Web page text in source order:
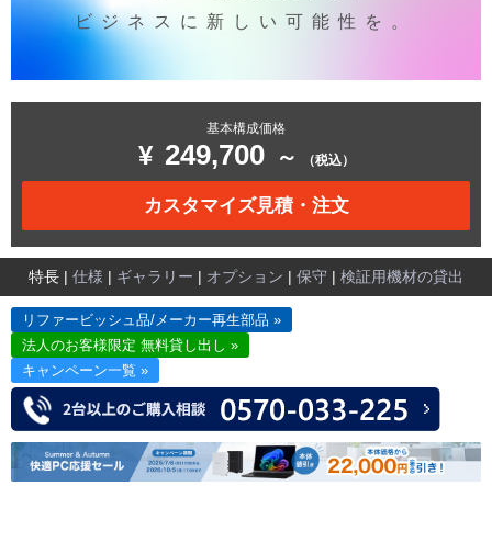
ビジネスに新しい可能性を。
基本構成価格
¥ 249,700 ～ （税込）
カスタマイズ見積・注文
特長 | 仕様 | ギャラリー | オプション | 保守 | 検証用機材の貸出
リファービッシュ品/メーカー再生部品 »
法人のお客様限定 無料貸し出し »
キャンペーン一覧 »